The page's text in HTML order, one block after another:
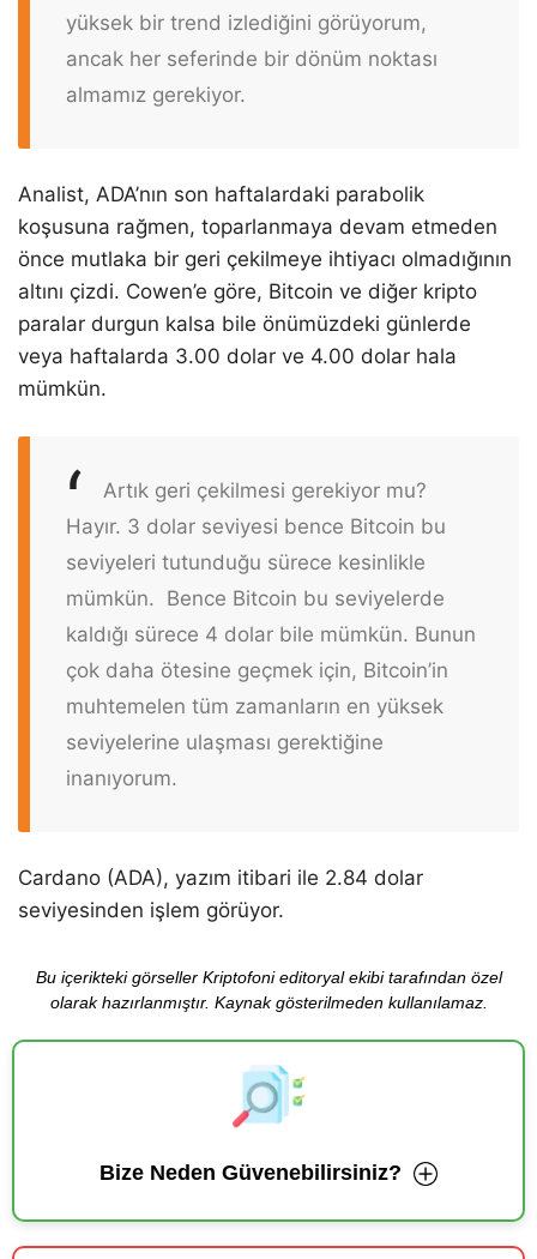
yüksek bir trend izlediğini görüyorum,
ancak her seferinde bir dönüm noktası
almamız gerekiyor.
Analist, ADA’nın son haftalardaki parabolik
koşusuna rağmen, toparlanmaya devam etmeden
önce mutlaka bir geri çekilmeye ihtiyacı olmadığının
altını çizdi. Cowen’e göre, Bitcoin ve diğer kripto
paralar durgun kalsa bile önümüzdeki günlerde
veya haftalarda 3.00 dolar ve 4.00 dolar hala
mümkün.
Artık geri çekilmesi gerekiyor mu?
Hayır. 3 dolar seviyesi bence Bitcoin bu
seviyeleri tutunduğu sürece kesinlikle
mümkün. Bence Bitcoin bu seviyelerde
kaldığı sürece 4 dolar bile mümkün. Bunun
çok daha ötesine geçmek için, Bitcoin’in
muhtemelen tüm zamanların en yüksek
seviyelerine ulaşması gerektiğine
inanıyorum.
Cardano (ADA), yazım itibari ile 2.84 dolar
seviyesinden işlem görüyor.
Bu içerikteki görseller Kriptofoni editoryal ekibi tarafından özel
olarak hazırlanmıştır. Kaynak gösterilmeden kullanılamaz.
Bize Neden Güvenebilirsiniz?